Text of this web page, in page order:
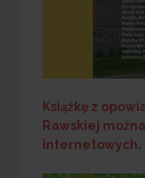
Książkę z
Rawskiej
internetowych.